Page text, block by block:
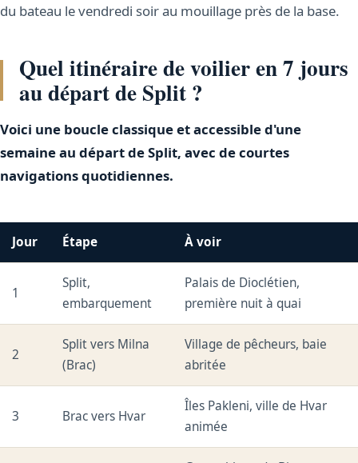
du bateau le vendredi soir au mouillage près de la base.
Quel itinéraire de voilier en 7 jours
au départ de Split ?
Voici une boucle classique et accessible d'une
semaine au départ de Split, avec de courtes
navigations quotidiennes.
Jour Étape À voir
1
Split,
embarquement
Palais de Dioclétien,
première nuit à quai
2
Split vers Milna
(Brac)
Village de pêcheurs, baie
abritée
3 Brac vers Hvar
Îles Pakleni, ville de Hvar
animée